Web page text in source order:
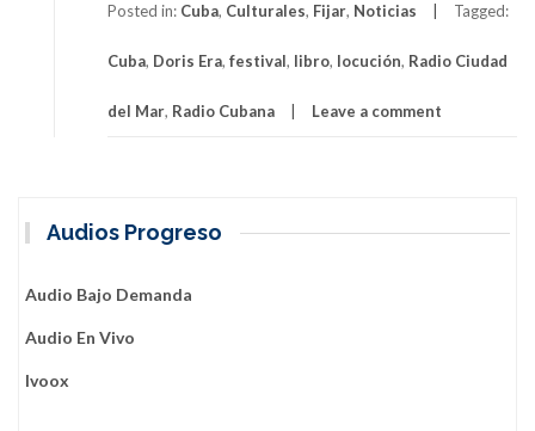
Posted in: Cuba, Culturales, Fijar, Noticias Tagged:
Cuba, Doris Era, festival, libro, locución, Radio Ciudad
del Mar, Radio Cubana Leave a comment
Audios Progreso
Audio Bajo Demanda
Audio En Vivo
Ivoox